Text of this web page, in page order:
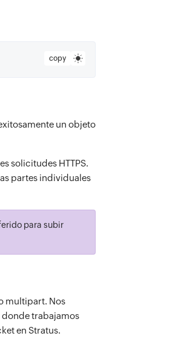
copy
un objeto
solicitudes HTTPS.
partes individuales
para subir
multipart. Nos
donde trabajamos
en Stratus.